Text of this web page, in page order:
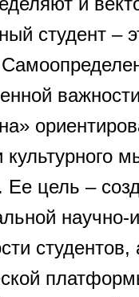
студент –
культурного
Ее цель –
научно-